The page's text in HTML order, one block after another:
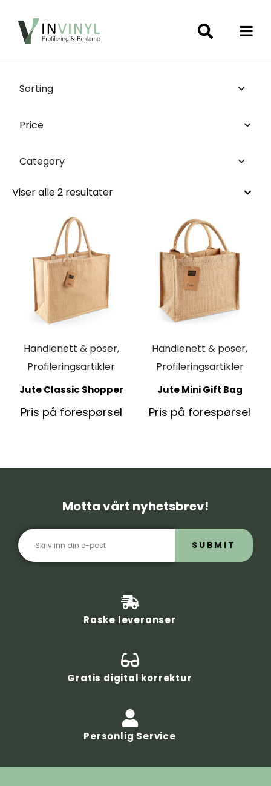
Sorting
Price
Category
Viser alle 2 resultater
Handlenett & poser,
Profileringsartikler
Jute Classic Shopper
Pris på forespørsel
Handlenett & poser,
Profileringsartikler
Jute Mini Gift Bag
Pris på forespørsel
Motta vårt nyhetsbrev!
SUBMIT
Raske leveranser
Gratis digital korrektur
Personlig Service